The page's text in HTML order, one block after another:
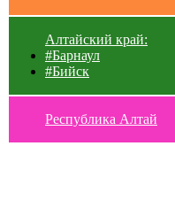
Алтайский край:
#Барнаул
#Бийск
Республика Алтай